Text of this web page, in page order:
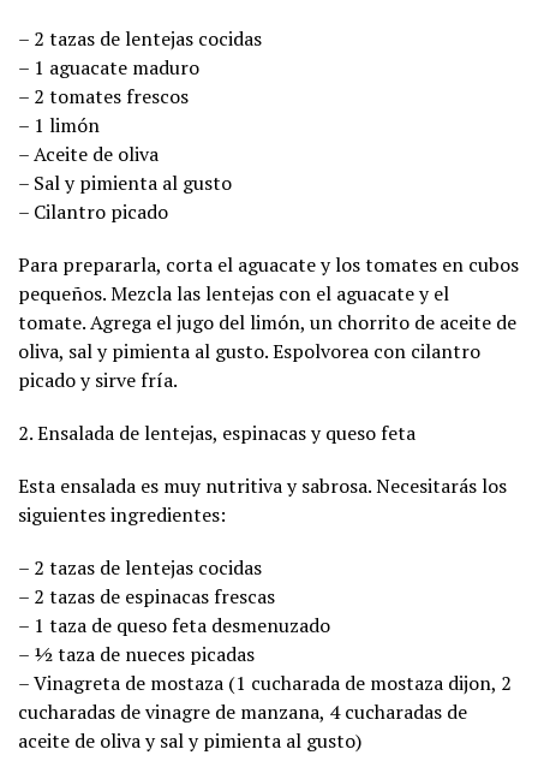
– 2 tazas de lentejas cocidas
– 1 aguacate maduro
– 2 tomates frescos
– 1 limón
– Aceite de oliva
– Sal y pimienta al gusto
– Cilantro picado
Para prepararla, corta el aguacate y los tomates en cubos
pequeños. Mezcla las lentejas con el aguacate y el
tomate. Agrega el jugo del limón, un chorrito de aceite de
oliva, sal y pimienta al gusto. Espolvorea con cilantro
picado y sirve fría.
2. Ensalada de lentejas, espinacas y queso feta
Esta ensalada es muy nutritiva y sabrosa. Necesitarás los
siguientes ingredientes:
– 2 tazas de lentejas cocidas
– 2 tazas de espinacas frescas
– 1 taza de queso feta desmenuzado
– ½ taza de nueces picadas
– Vinagreta de mostaza (1 cucharada de mostaza dijon, 2
cucharadas de vinagre de manzana, 4 cucharadas de
aceite de oliva y sal y pimienta al gusto)